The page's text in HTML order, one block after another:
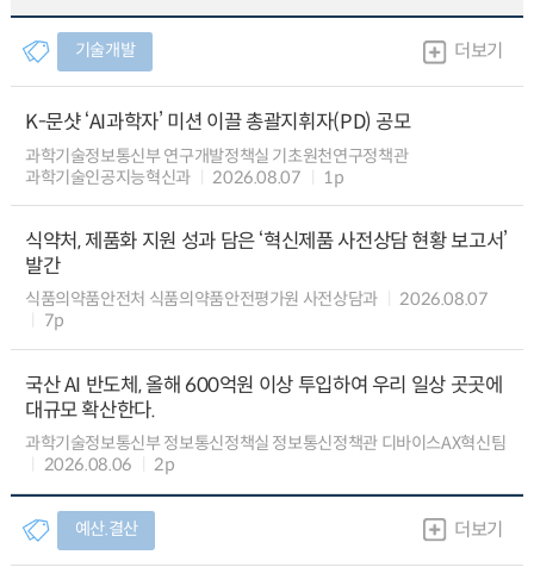
기술개발 더보기
K-문샷 ‘AI과학자’ 미션 이끌 총괄지휘자(PD) 공모
과학기술정보통신부 연구개발정책실 기초원천연구정책관
과학기술인공지능혁신과
2026.08.07 1p
식약처, 제품화 지원 성과 담은 ‘혁신제품 사전상담 현황 보고서’
발간
식품의약품안전처 식품의약품안전평가원 사전상담과
2026.08.07
7p
국산 AI 반도체, 올해 600억원 이상 투입하여 우리 일상 곳곳에
대규모 확산한다.
과학기술정보통신부 정보통신정책실 정보통신정책관 디바이스AX혁신팀
2026.08.06
2p
예산.결산 더보기